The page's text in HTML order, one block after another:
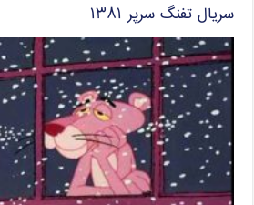
سریال تفنگ سرپر ۱۳۸۱